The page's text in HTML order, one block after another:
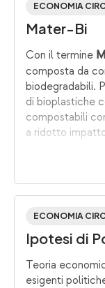
ECONOMIA
Mater-Bi
Con il termine
composta da
biodegradabili.
di bioplastiche
compostabili
a ridotto
ECONOMIA
Ipotesi di
Teoria
esigenti